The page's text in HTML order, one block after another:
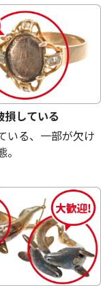
18金 (K18) メガネ
22.7g
参考買取価格
510,100円
損している
いる、一部が欠け